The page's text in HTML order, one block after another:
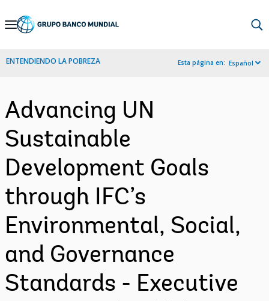
Skip
Navigation
ENTENDIENDO LA POBREZA Esta página en: Español
Advancing UN
Sustainable
Development Goals
through IFC’s
Environmental, Social,
and Governance
Standards - Executive